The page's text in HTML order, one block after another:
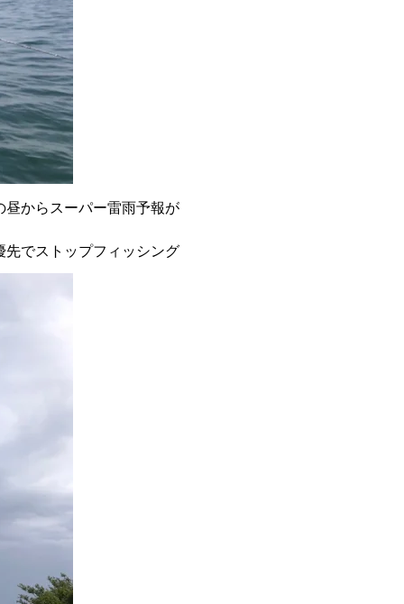
昼からスーパー雷雨予報が
でストップフィッシング